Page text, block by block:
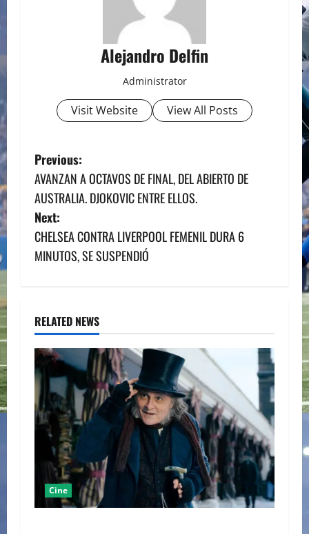
Alejandro Delfin
Administrator
Visit Website View All Posts
P
o
s
t
v
i
g
a
o
Previous:
AVANZAN A OCTAVOS DE FINAL, DEL ABIERTO DE
AUSTRALIA. DJOKOVIC ENTRE ELLOS.
Next:
CHELSEA CONTRA LIVERPOOL FEMENIL DURA 6
MINUTOS, SE SUSPENDIÓ
RELATED NEWS
Cine